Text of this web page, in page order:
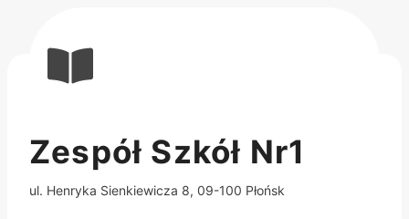
Zespół Szkół Nr1
ul. Henryka Sienkiewicza 8, 09-100 Płońsk